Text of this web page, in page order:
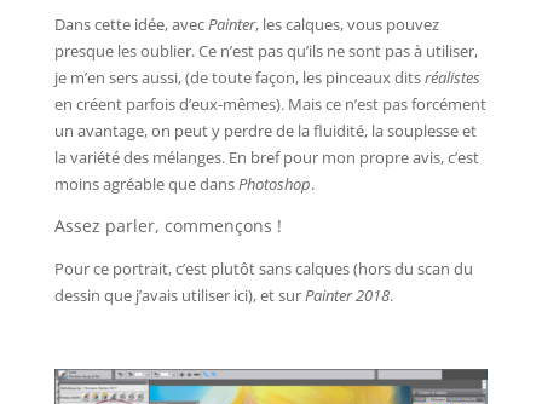
Dans cette idée, avecPainter, les calques, vous pouvez
presque les oublier. Ce n’est pas qu’ils ne sont pas à utiliser,
je m’en sers aussi, (de toute façon, les pinceaux ditsréalistes
en créent parfois d’eux-mêmes). Mais ce n’est pas forcément
un avantage, on peut y perdre de la fluidité, la souplesse et
la variété des mélanges. En bref pour mon propre avis, c’est
moins agréable que dansPhotoshop.
Assez parler, commençons !
Pour ce portrait, c’est plutôt sans calques (hors du scan du
dessin que j’avais utiliser ici), et surPainter2018.